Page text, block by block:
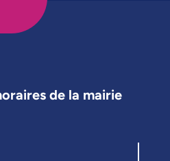
de la mairie